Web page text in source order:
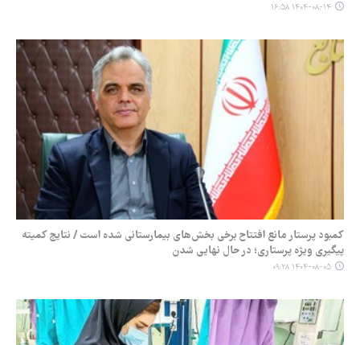
۱۴۰۴-۰۸-۱۴ ۱۶:۵۸
کمبود پرستار مانع افتتاح برخی بخش‌های بیمارستانی شده است / نتایج کمیته
پیگیری ویژه پرستاری؛ در حال نهایی شدن
۱۴۰۴-۰۸-۰۵ ۰۹:۲۸